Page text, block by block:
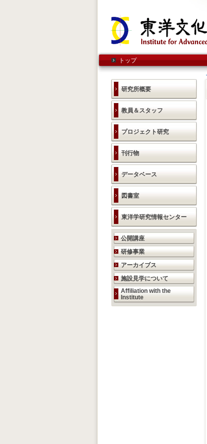
トップ
研究所概要
教員＆スタッフ
プロジェクト研究
刊行物
データベース
図書室
東洋学研究情報センター
研究活動のご案内
公開講座
研修事業
アーカイブス
施設見学について
Affiliation with the
Institute